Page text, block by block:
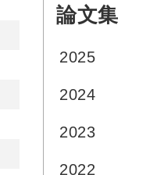
論文集
2025
2024
2023
2022